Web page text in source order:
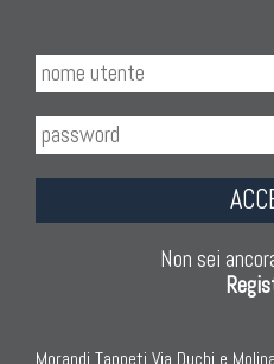
Non sei
Morandi Tappeti Via Duchi e